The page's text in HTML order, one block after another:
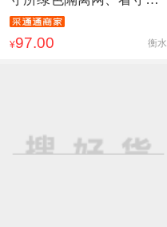
热镀
¥97.00 衡水